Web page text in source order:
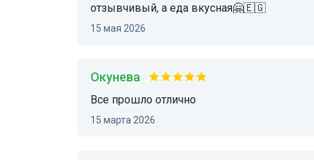
отзывчивый, а еда вкусная🤗🇪🇬
15 мая 2026
Окунева
все прошло отлично
15 марта 2026